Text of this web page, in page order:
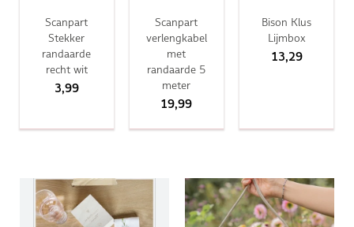
Scanpart
Stekker
randaarde
recht wit
3,99
Scanpart
verlengkabel
met
randaarde 5
meter
19,99
Bison Klus
Lijmbox
13,29